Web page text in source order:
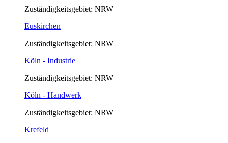
Zuständigkeitsgebiet: NRW
Euskirchen
Zuständigkeitsgebiet: NRW
Köln - Industrie
Zuständigkeitsgebiet: NRW
Köln - Handwerk
Zuständigkeitsgebiet: NRW
Krefeld